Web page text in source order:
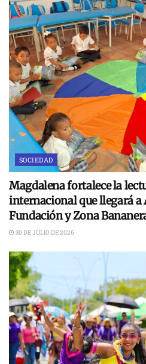
SOCIEDAD
Magdalena fortalece la
internacional que llegará a
Fundación y Zona
30 DE JULIO DE 2026